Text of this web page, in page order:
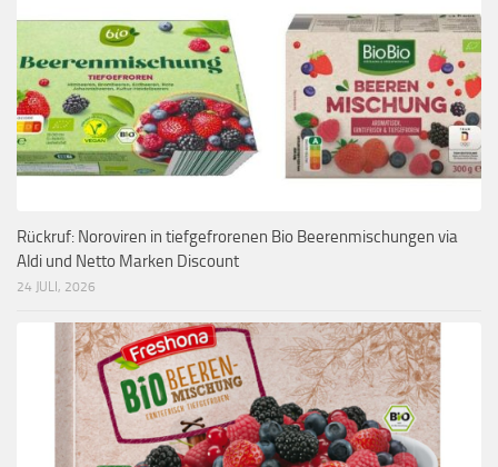
Rückruf: Noroviren in tiefgefrorenen Bio Beerenmischungen via
Aldi und Netto Marken Discount
24 JULI, 2026